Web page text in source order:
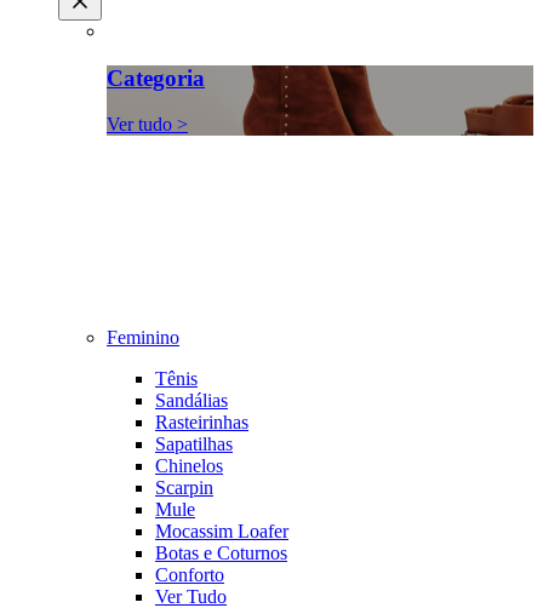
Categoria
Ver tudo >
Feminino
Tênis
Sandálias
Rasteirinhas
Sapatilhas
Chinelos
Scarpin
Mule
Mocassim Loafer
Botas e Coturnos
Conforto
Ver Tudo